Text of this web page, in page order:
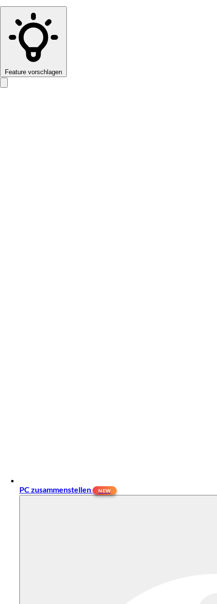
Feature vorschlagen
PC zusammenstellen NEW